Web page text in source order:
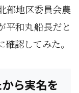
部地区委員会農
平和丸船長だと
認してみた。
ら実名を